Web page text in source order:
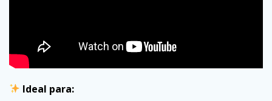
Ideal para: